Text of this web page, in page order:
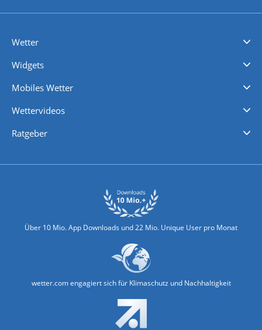
Wetter
Widgets
Mobiles Wetter
Wettervideos
Ratgeber
Über 10 Mio. App Downloads und 22 Mio. Unique User pro Monat
wetter.com engagiert sich für Klimaschutz und Nachhaltigkeit